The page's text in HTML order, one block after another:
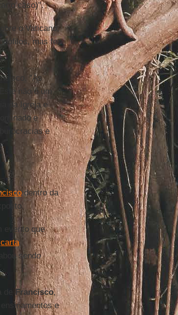
o caso)".
o Vaticano,
mas fez
"Às
não é um
da Igreja e
e
e
dentro da
evento que
carta
sendo
Francisco,
e